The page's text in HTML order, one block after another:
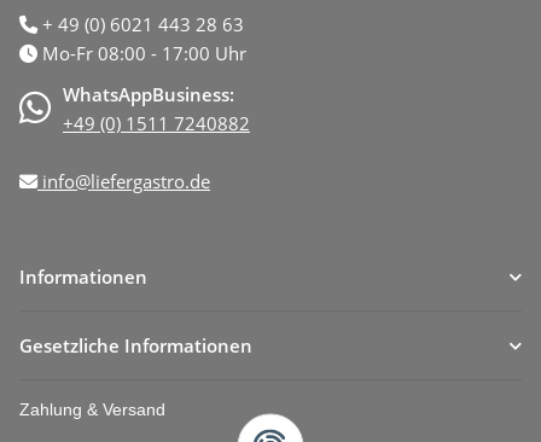
+ 49 (0) 6021 443 28 63
Mo-Fr 08:00 - 17:00 Uhr
WhatsAppBusiness:
+49 (0) 1511 7240882
info@liefergastro.de
Informationen
Gesetzliche Informationen
Zahlung & Versand